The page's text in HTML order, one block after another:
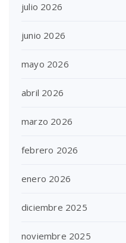
julio 2026
junio 2026
mayo 2026
abril 2026
marzo 2026
febrero 2026
enero 2026
diciembre 2025
noviembre 2025